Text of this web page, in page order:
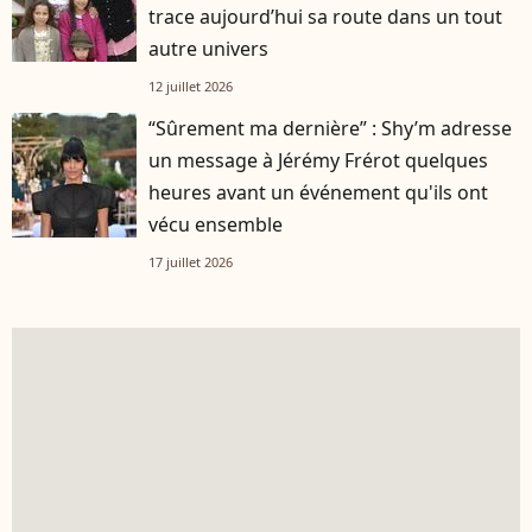
trace aujourd’hui sa route dans un tout
autre univers
12 juillet 2026
“Sûrement ma dernière” : Shy’m adresse
un message à Jérémy Frérot quelques
heures avant un événement qu'ils ont
vécu ensemble
17 juillet 2026